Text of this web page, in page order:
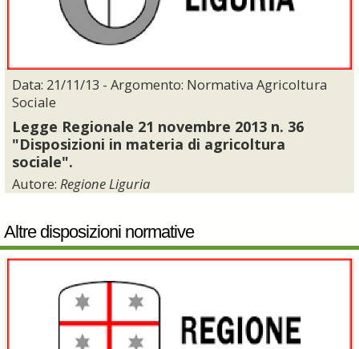
Data: 21/11/13 - Argomento: Normativa Agricoltura
Sociale
Legge Regionale 21 novembre 2013 n. 36
"Disposizioni in materia di agricoltura
sociale".
Autore: Regione Liguria
Altre disposizioni normative